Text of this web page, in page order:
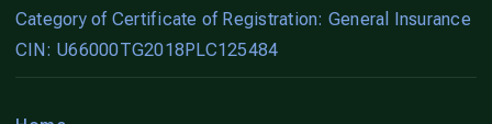
Category of Certificate of Registration: General Insurance
CIN: U66000TG2018PLC125484